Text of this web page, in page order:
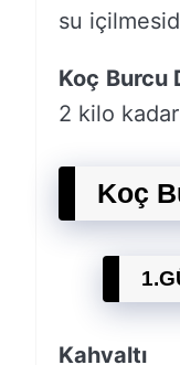
su
Koç Burcu
2 kilo
Koç
Kahvaltı